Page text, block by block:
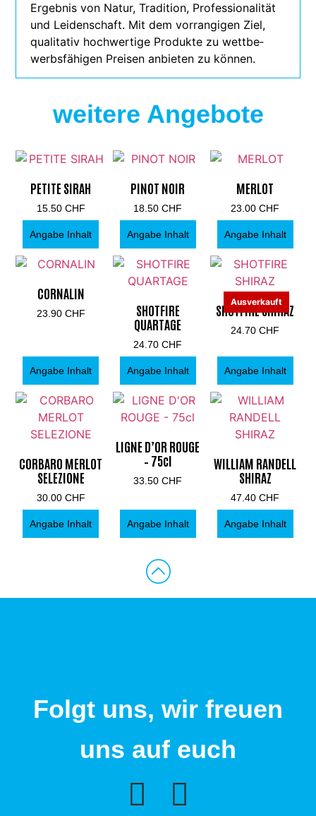
Ergebnis von Natur, Tradition, Professionalität
und Leidenschaft. Mit dem vor­ran­gi­gen Ziel,
qua­li­ta­tiv hoch­wer­tige Produkte zu wett­be­
werbs­fä­hi­gen Preisen anbie­ten zu können.
weitere Angebote
PETITE SIRAH
15.50 CHF
Angabe Inhalt
PINOT NOIR
18.50CHF
Angabe Inhalt
Ausverkauft
MERLOT
23.00CHF
Angabe Inhalt
CORNALIN
23.90 CHF
Angabe Inhalt
SHOTFIRE
QUARTAGE
24.70CHF
Angabe Inhalt
SHOTFIRE SHIRAZ
24.70CHF
Angabe Inhalt
CORBARO MERLOT
SELEZIONE
30.00 CHF
Angabe Inhalt
LIGNE D’OR ROUGE
– 75cl
33.50CHF
Angabe Inhalt
WILLIAM RANDELL
SHIRAZ
47.40CHF
Angabe Inhalt
Folgt uns, wir freuen
uns auf euch